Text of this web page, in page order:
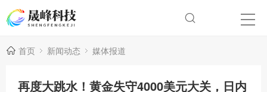
首页 新闻动态 媒体报道
再度大跳水！黄金失守4000美元大关，日内